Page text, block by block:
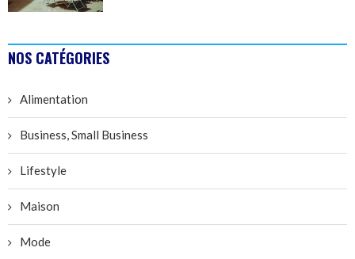
NOS CATÉGORIES
Alimentation
Business, Small Business
Lifestyle
Maison
Mode